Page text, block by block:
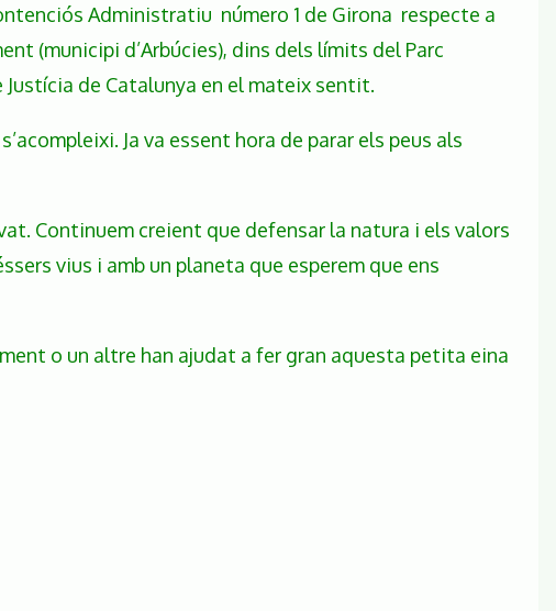
Administratiu número 1 de Girona respecte a
(municipi d’Arbúcies), dins dels límits del Parc
de Catalunya en el mateix sentit.
Ja va essent hora de parar els peus als
Continuem creient que defensar la natura i els valors
vius i amb un planeta que esperem que ens
o un altre han ajudat a fer gran aquesta petita eina